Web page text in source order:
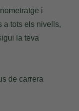
i
a tots els nivells,
la teva
de carrera